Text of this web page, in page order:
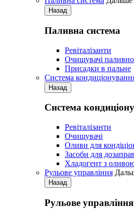
Назад
Паливна система
Ревіталізанти
Очищувачі
Присадки в пальне
Система
Назад
Система
Pевіталізанти
Очищувачі
Оливи для
Засоби для
Хладогент з
Рульове управління
Назад
Рульове управління